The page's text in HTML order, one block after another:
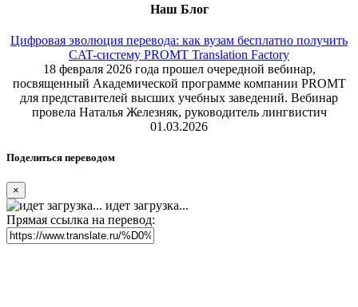
Наш Блог
Цифровая эволюция перевода: как вузам бесплатно получить
CAT-систему PROMT Translation Factory
18 февраля 2026 года прошел очередной вебинар,
посвященный Академической программе компании PROMT
для представителей высших учебных заведений. Вебинар
провела Наталья Железняк, руководитель лингвистич
01.03.2026
Поделиться переводом
×
идет загрузка...
Прямая ссылка на перевод: